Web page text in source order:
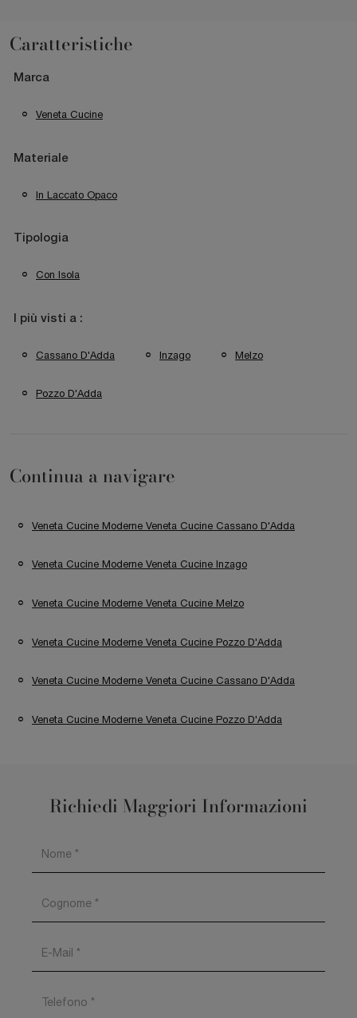
Caratteristiche
Marca
Veneta Cucine
Materiale
In Laccato Opaco
Tipologia
Con Isola
I più visti a :
Cassano D'Adda Inzago Melzo
Pozzo D'Adda
Continua a navigare
Veneta Cucine Moderne Veneta Cucine Cassano D'Adda
Veneta Cucine Moderne Veneta Cucine Inzago
Veneta Cucine Moderne Veneta Cucine Melzo
Veneta Cucine Moderne Veneta Cucine Pozzo D'Adda
Veneta Cucine Moderne Veneta Cucine Cassano D'Adda
Veneta Cucine Moderne Veneta Cucine Pozzo D'Adda
Richiedi Maggiori Informazioni